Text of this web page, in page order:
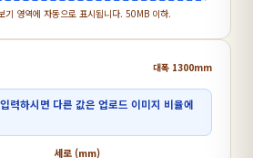
기 영역에 자동으로 표시됩니다. 50MB 이하.
대폭 1300mm
력하시면 다른 값은 업로드 이미지 비율에
세로 (mm)